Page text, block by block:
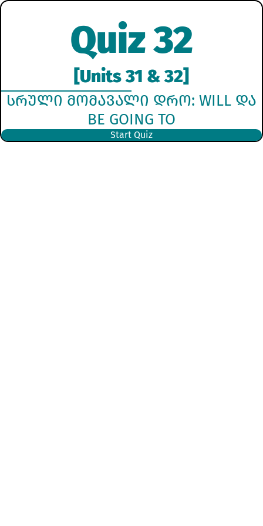
Quiz 32
[Units 31 & 32]
ᲡᲠᲣᲚᲘ ᲛᲝᲛᲐᲕᲐᲚᲘ ᲓᲠᲝ: WILL ᲓᲐ
BE GOING TO
Start Quiz